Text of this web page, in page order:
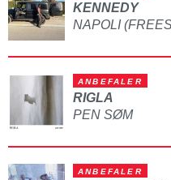
KENNEDY
ANBEFALER
RIGLA
PEN SØM
ANBEFALER